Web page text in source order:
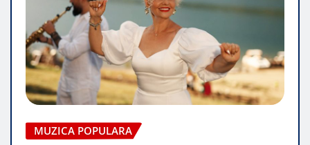
MUZICA POPULARA